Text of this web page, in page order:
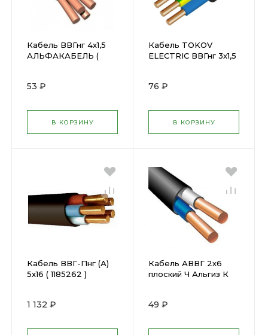
Кабель ВВГнг 4х1,5
АЛЬФАКАБЕЛЬ (
53 ₽
В КОРЗИНУ
Кабель TOKOV
ELECTRIC ВВГнг 3х1,5
76 ₽
В КОРЗИНУ
Кабель ВВГ-Пнг (А)
5х16 ( 1185262 )
1 132 ₽
Кабель АВВГ 2х6
плоский Ч Альгиз К
49 ₽